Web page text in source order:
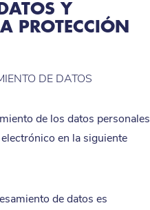
Y
PROTECCIÓN
DE DATOS
de los datos personales
en la siguiente
de datos es